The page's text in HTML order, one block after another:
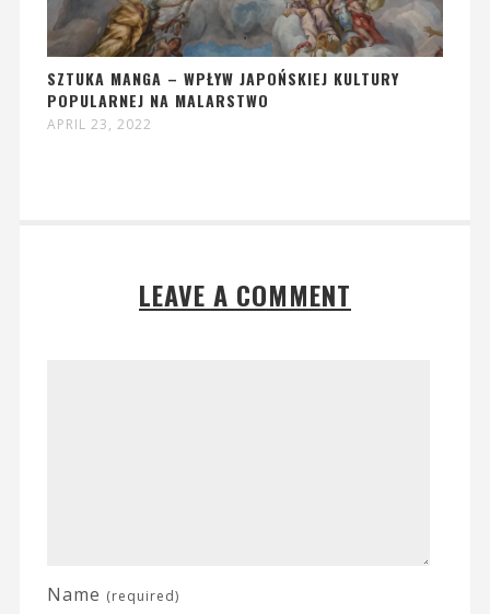
SZTUKA MANGA – WPŁYW JAPOŃSKIEJ KULTURY
POPULARNEJ NA MALARSTWO
APRIL 23, 2022
LEAVE A COMMENT
Name (required)